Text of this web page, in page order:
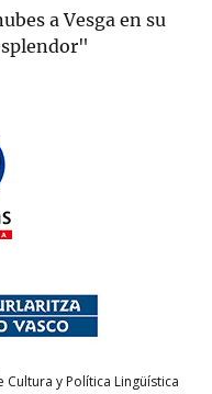
a Vesga en su
y Política Lingüística